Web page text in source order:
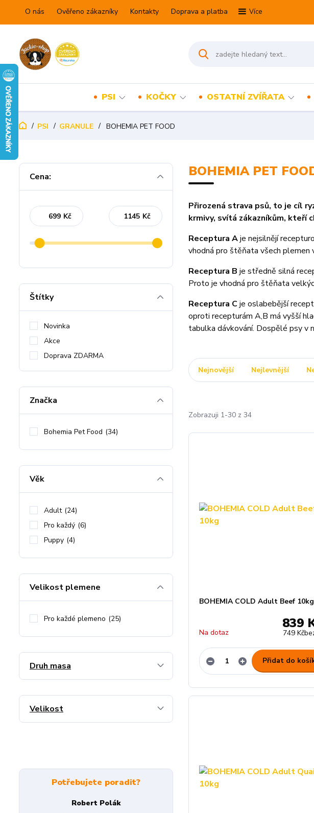
O nás Ověřeno zákazníky Kontakty Doprava a platba Více
PSI KOČKY OSTATNÍ ZVÍŘATA
PSI GRANULE BOHEMIA PET FOOD
BOHEMIA PET
Přirozená strava psů, to je cíl
krmivy, svítá zákazníkům, kteří
Receptura Aje nejsilnějí
vhodná pro štěňata všech plemen
Receptura B je středně silná
Proto je vhodná pro štěňata
Receptura Cje oslabebější
oproti recepturám A,B má vyšší
tabulka dávkování. Dospělé psy v
Nejnovější Nejlevnější
Zobrazuji 1-30 z 34
BOHEMIA COLD Adult Beef 10kg
839
749 Kč
Na dotaz
Přidat do
Cena:
Kč Kč
Štítky
Novinka
Akce
Doprava ZDARMA
Značka
Bohemia Pet Food (34)
Věk
Adult (24)
Pro každý (6)
Puppy (4)
Velikost plemene
Pro každé plemeno (25)
Druh masa
Velikost
Potřebujete poradit?
Robert Polák